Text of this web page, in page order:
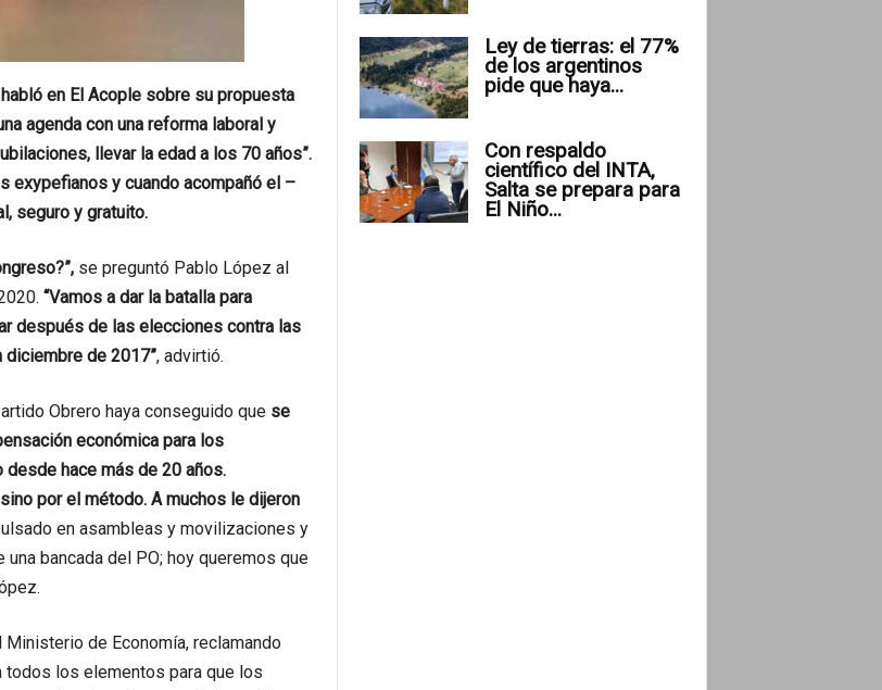
en El Acople sobre su propuesta
agenda con una reforma laboral y
llevar la edad a los 70 años”.
exypefianos y cuando acompañó el –
seguro y gratuito.
se preguntó Pablo López al
“Vamos a dar la batalla para
después de las elecciones contra las
de 2017”, advirtió.
Obrero haya conseguido que se
económica para los
desde hace más de 20 años.
por el método. A muchos le dijeron
en asambleas y movilizaciones y
bancada del PO; hoy queremos que
de Economía, reclamando
todos los elementos para que los
Ley de tierras: el 77%
de los argentinos
pide que haya...
Con respaldo
científico del INTA,
Salta se prepara para
El Niño...